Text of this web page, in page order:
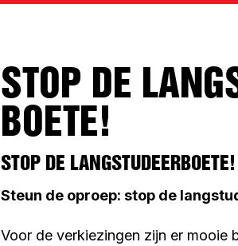
STOP DE
BOETE!
STOP DE LANGSTUDEERBOETE!
Steun de oproep: stop de
Voor de verkiezingen zijn er mooie